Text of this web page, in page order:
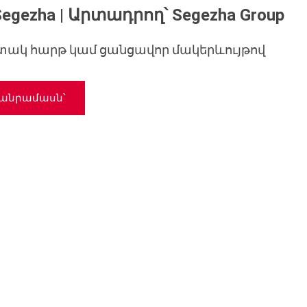
| Արտադրող՝ Segezha Group
հարթ կամ ցանցավոր մակերևույթով